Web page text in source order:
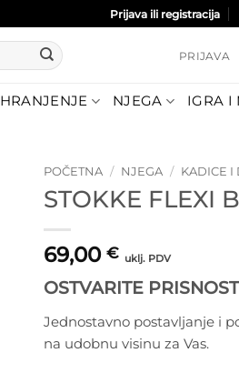
Prijava ili registracija
PRIJAVA
HRANJENJE NJEGA IGRA I
POČETNA / NJEGA / KADICE I
STOKKE FLEXI
69,00 € uklj. PDV
OSTVARITE
Jednostavno postavljanje i
na udobnu visinu za Vas.